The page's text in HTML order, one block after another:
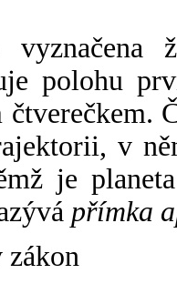
polohu
v
je
přímka